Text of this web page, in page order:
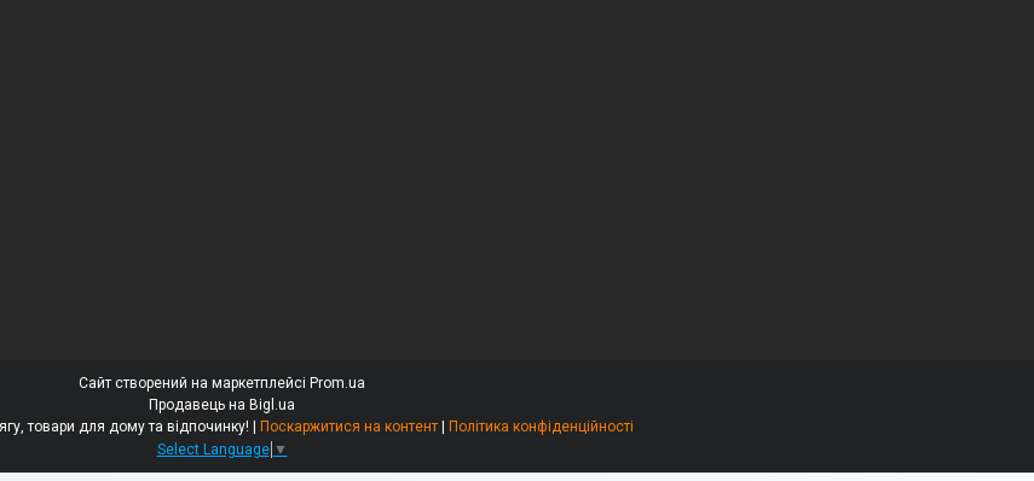
Сайт створений на маркетплейсі Prom.ua
Продавець на Bigl.ua
Поскаржитися на контент
Політика конфіденційності
Select Language ▼